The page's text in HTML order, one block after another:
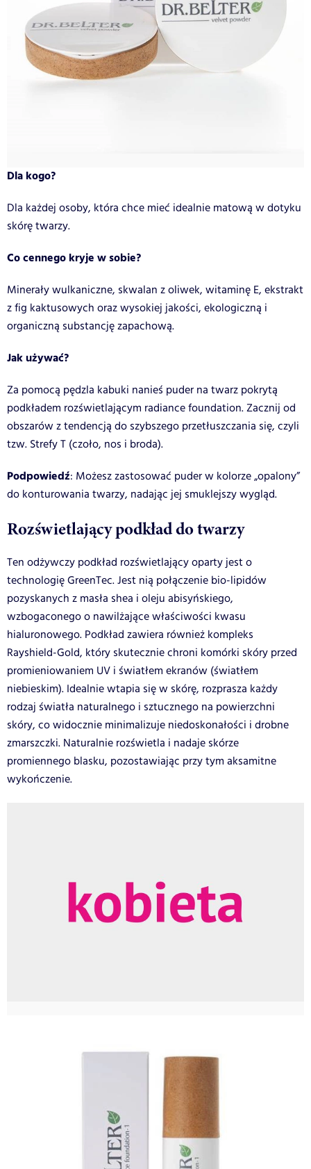
Dla kogo?
Dla każdej osoby, która chce mieć idealnie matową w dotyku
skórę twarzy.
Co cennego kryje w sobie?
Minerały wulkaniczne, skwalan z oliwek, witaminę E, ekstrakt
z fig kaktusowych oraz wysokiej jakości, ekologiczną i
organiczną substancję zapachową.
Jak używać?
Za pomocą pędzla kabuki nanieś puder na twarz pokrytą
podkładem rozświetlającym radiance foundation. Zacznij od
obszarów z tendencją do szybszego przetłuszczania się, czyli
tzw. Strefy T (czoło, nos i broda).
Podpowiedź: Możesz zastosować puder w kolorze „opalony”
do konturowania twarzy, nadając jej smuklejszy wygląd.
Rozświetlający podkład do twarzy
Ten odżywczy podkład rozświetlający oparty jest o
technologię GreenTec. Jest nią połączenie bio-lipidów
pozyskanych z masła shea i oleju abisyńskiego,
wzbogaconego o nawilżające właściwości kwasu
hialuronowego. Podkład zawiera również kompleks
Rayshield-Gold, który skutecznie chroni komórki skóry przed
promieniowaniem UV i światłem ekranów (światłem
niebieskim). Idealnie wtapia się w skórę, rozprasza każdy
rodzaj światła naturalnego i sztucznego na powierzchni
skóry, co widocznie minimalizuje niedoskonałości i drobne
zmarszczki. Naturalnie rozświetla i nadaje skórze
promiennego blasku, pozostawiając przy tym aksamitne
wykończenie.